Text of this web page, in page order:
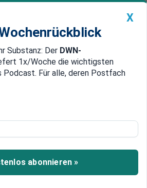
DWN: Geldanlage Premium
DWN-Magazin China
Russlands Öl-
hat das russische Öl-
Folgen für die deutsche
X
Substanz: Der DWN-
1x/Woche die wichtigsten
Podcast. Für alle, deren Postfach
abonnieren »